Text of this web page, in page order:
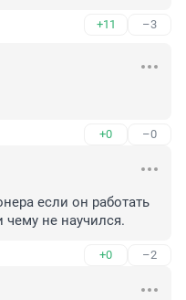
+11 –3
+0 –0
если он работать
чему не научился.
+0 –2